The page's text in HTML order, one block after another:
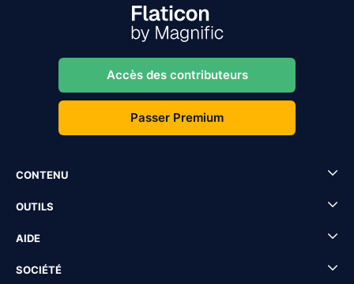
Accès des contributeurs
Passer Premium
CONTENU
OUTILS
AIDE
SOCIÉTÉ